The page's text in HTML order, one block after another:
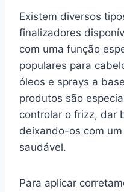
Existem diversos
finalizadores
com uma função
populares para
óleos e sprays a
produtos são
controlar o frizz, dar
deixando-os com
saudável.
Para aplicar